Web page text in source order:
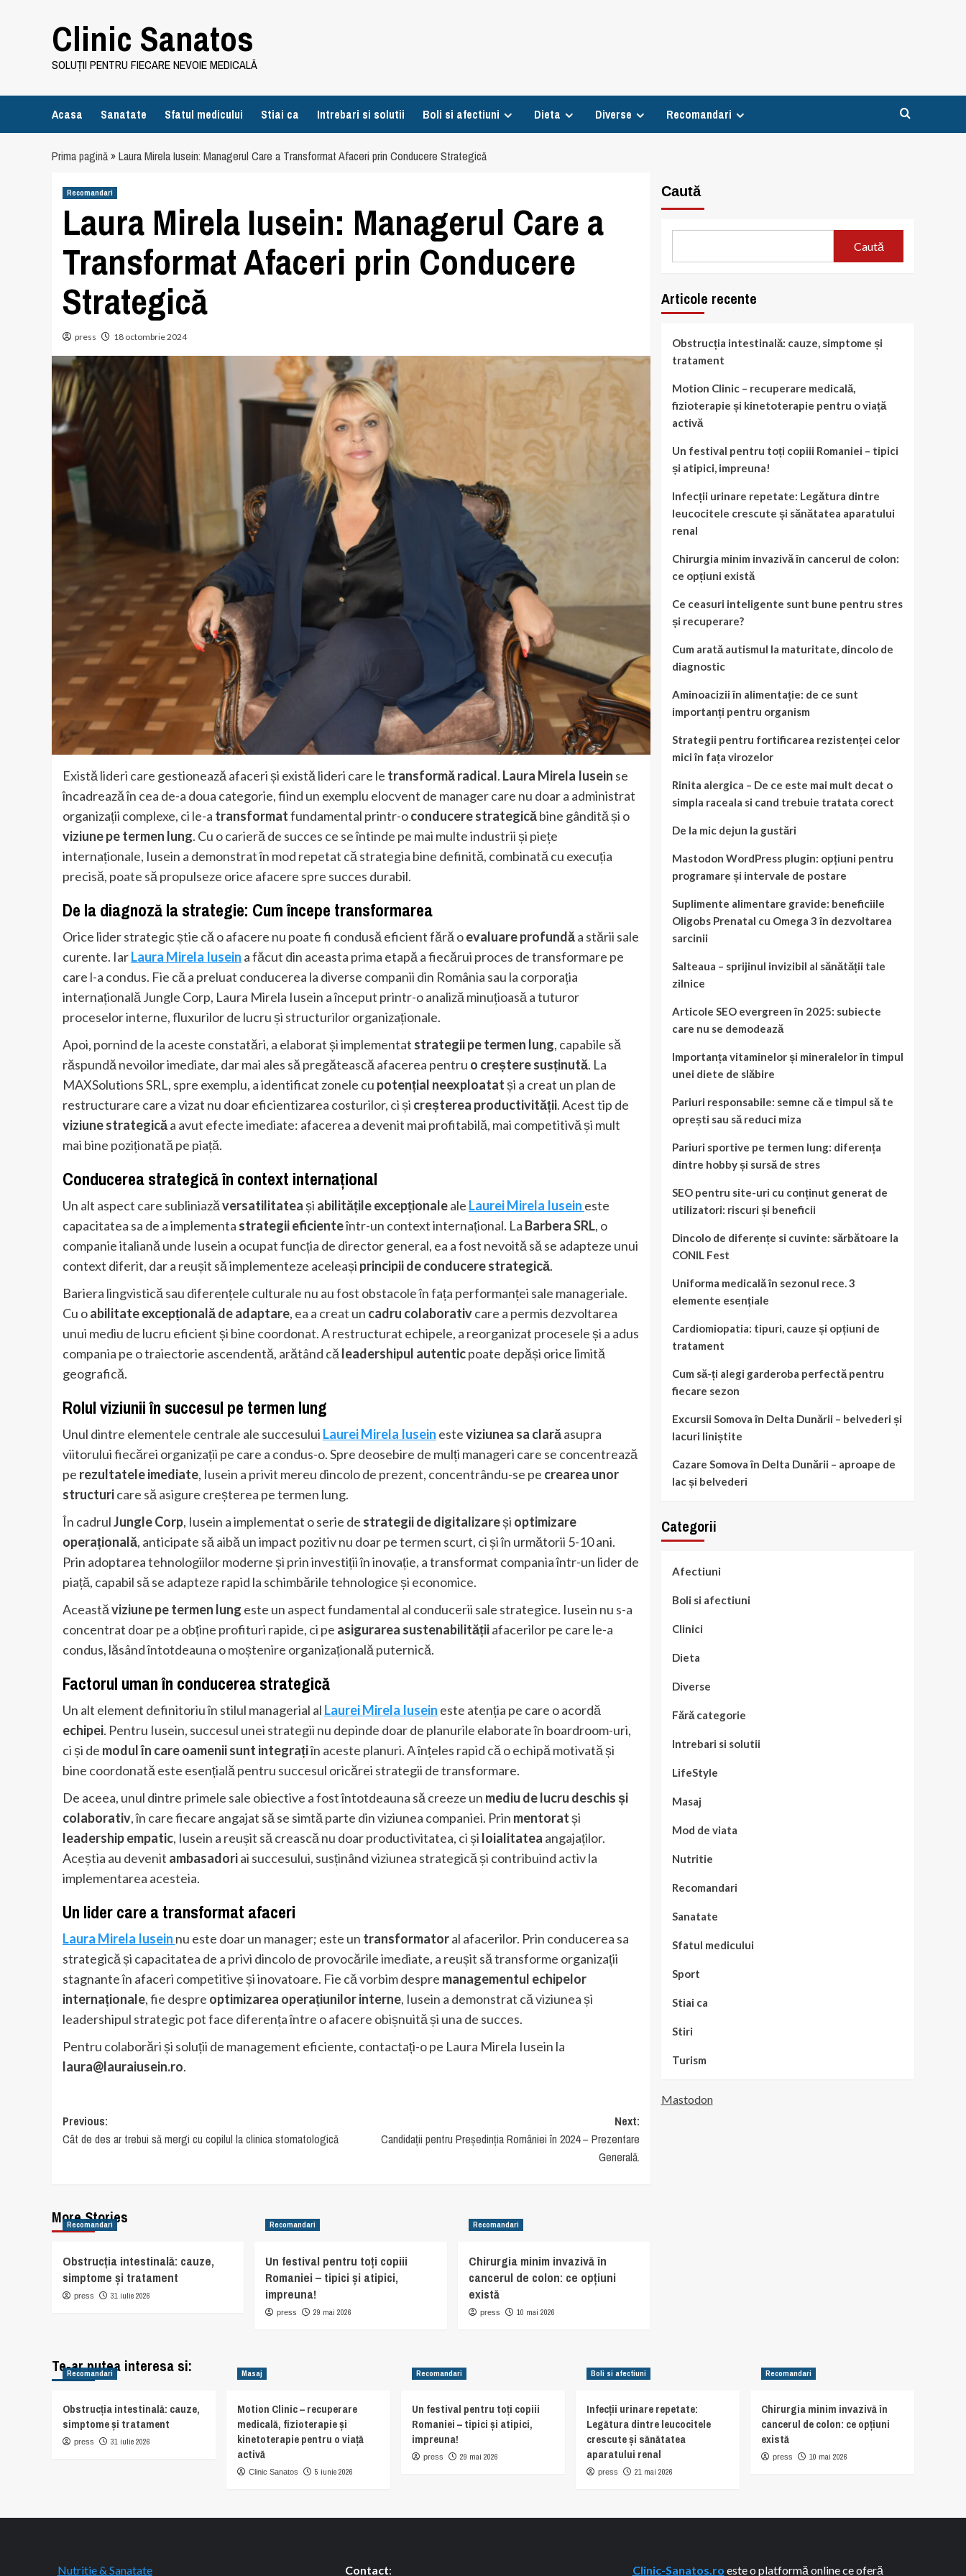
Clinic Sanatos
SOLUȚII PENTRU FIECARE NEVOIE MEDICALĂ
Acasa Sanatate Sfatul medicului Stiai ca Intrebari si solutii Boli si afectiuni Dieta Diverse Recomandari
Prima pagină»Laura Mirela Iusein: Managerul Care a Transformat Afaceri prin Conducere Strategică
Recomandari
Laura Mirela Iusein: Managerul Care a
Transformat Afaceri prin Conducere
Strategică
press 18 octombrie 2024
Există lideri care gestionează afaceri și există lideri care le transformă radical. Laura Mirela Iusein se
încadrează în cea de-a doua categorie, fiind un exemplu elocvent de manager care nu doar a administrat
organizații complexe, ci le-a transformatfundamental printr-oconducere strategicăbine gândită și o
viziune pe termen lung. Cu o carieră de succes ce se întinde pe mai multe industrii și piețe
internaționale, Iusein a demonstrat în mod repetat că strategia bine definită, combinată cu execuția
precisă, poate să propulseze orice afacere spre succes durabil.
De la diagnoză la strategie: Cum începe transformarea
Orice lider strategic știe că o afacere nu poate fi condusă eficient fără oevaluare profundăa stării sale
curente. IarLaura Mirela Iusein a făcut din aceasta prima etapă a fiecărui proces de transformare pe
care l-a condus. Fie că a preluat conducerea la diverse companii din România sau la corporația
internațională Jungle Corp, Laura Mirela Iusein a început printr-o analiză minuțioasă a tuturor
proceselor interne, fluxurilor de lucru și structurilor organizaționale.
Apoi, pornind de la aceste constatări, a elaborat și implementat strategii pe termen lung, capabile să
răspundă nevoilor imediate, dar mai ales să pregătească afacerea pentru o creștere susținută. La
MAXSolutions SRL, spre exemplu, a identificat zonele cu potențial neexploatatși a creat un plan de
restructurare care a vizat nu doar eficientizarea costurilor, ci și creșterea productivității. Acest tip de
viziune strategicăa avut efecte imediate: afacerea a devenit mai profitabilă, mai competitivă și mult
mai bine poziționată pe piață.
Conducerea strategică în context internațional
Un alt aspect care subliniazăversatilitateași abilitățile excepționaleale Laurei Mirela Iusein este
capacitatea sa de a implementa strategii eficienteîntr-un context internațional. La Barbera SRL, o
companie italiană unde Iusein a ocupat funcția de director general, ea a fost nevoită să se adapteze unui
context diferit, dar a reușit să implementeze aceleași principii de conducere strategică.
Bariera lingvistică sau diferențele culturale nu au fost obstacole în fața performanței sale manageriale.
Cu oabilitate excepțională de adaptare, ea a creat un cadru colaborativcare a permis dezvoltarea
unui mediu de lucru eficient și bine coordonat. A restructurat echipele, a reorganizat procesele și a adus
compania pe o traiectorie ascendentă, arătând că leadershipul autenticpoate depăși orice limită
geografică.
Rolul viziunii în succesul pe termen lung
Unul dintre elementele centrale ale succesului Laurei Mirela Iusein esteviziunea sa clarăasupra
viitorului fiecărei organizații pe care a condus-o. Spre deosebire de mulți manageri care se concentrează
pe rezultatele imediate, Iusein a privit mereu dincolo de prezent, concentrându-se pe crearea unor
structuricare să asigure creșterea pe termen lung.
În cadrulJungle Corp, Iusein a implementat o serie de strategii de digitalizareși optimizare
operațională, anticipate să aibă un impact pozitiv nu doar pe termen scurt, ci și în următorii 5-10 ani.
Prin adoptarea tehnologiilor moderne și prin investiții în inovație, a transformat compania într-un lider de
piață, capabil să se adapteze rapid la schimbările tehnologice și economice.
Aceastăviziune pe termen lung este un aspect fundamental al conducerii sale strategice. Iusein nu s-a
concentrat doar pe a obține profituri rapide, ci pe asigurarea sustenabilitățiiafacerilor pe care le-a
condus, lăsând întotdeauna o moștenire organizațională puternică.
Factorul uman în conducerea strategică
Un alt element definitoriu în stilul managerial al Laurei Mirela Iusein este atenția pe care o acordă
echipei. Pentru Iusein, succesul unei strategii nu depinde doar de planurile elaborate în boardroom-uri,
ci și de modul în care oamenii sunt integrațiîn aceste planuri. A înțeles rapid că o echipă motivată și
bine coordonată este esențială pentru succesul oricărei strategii de transformare.
De aceea, unul dintre primele sale obiective a fost întotdeauna să creeze un mediu de lucru deschis și
colaborativ, în care fiecare angajat să se simtă parte din viziunea companiei. Prin mentoratși
leadership empatic, Iusein a reușit să crească nu doar productivitatea, ci și loialitatea angajaților.
Aceștia au devenit ambasadoriai succesului, susținând viziunea strategică și contribuind activ la
implementarea acesteia.
Un lider care a transformat afaceri
Laura Mirela Iusein nu este doar un manager; este un transformatoral afacerilor. Prin conducerea sa
strategică și capacitatea de a privi dincolo de provocările imediate, a reușit să transforme organizații
stagnante în afaceri competitive și inovatoare. Fie că vorbim despre managementul echipelor
internaționale, fie despre optimizarea operațiunilor interne, Iusein a demonstrat că viziunea și
leadershipul strategic pot face diferența între o afacere obișnuită și una de succes.
Pentru colaborări și soluții de management eficiente, contactați-o pe Laura Mirela Iusein la
laura@lauraiusein.ro.
Post
navigation
Previous:
Cât de des ar trebui să mergi cu copilul la clinica stomatologică
Next:
Candidații pentru Președinția României în 2024 – Prezentare
Generală.
More Stories
Recomandari
Obstrucția intestinală: cauze,
simptome și tratament
press 31 iulie 2026
Recomandari
Un festival pentru toți copiii
Romaniei – tipici și atipici,
impreuna!
press 29 mai 2026
Recomandari
Chirurgia minim invazivă în
cancerul de colon: ce opțiuni
există
press 10 mai 2026
Caută
Caută
Articole recente
Obstrucția intestinală: cauze, simptome și
tratament
Motion Clinic – recuperare medicală,
fizioterapie și kinetoterapie pentru o viață
activă
Un festival pentru toți copiii Romaniei – tipici
și atipici, impreuna!
Infecții urinare repetate: Legătura dintre
leucocitele crescute și sănătatea aparatului
renal
Chirurgia minim invazivă în cancerul de colon:
ce opțiuni există
Ce ceasuri inteligente sunt bune pentru stres
și recuperare?
Cum arată autismul la maturitate, dincolo de
diagnostic
Aminoacizii în alimentație: de ce sunt
importanți pentru organism
Strategii pentru fortificarea rezistenței celor
mici în fața virozelor
Rinita alergica – De ce este mai mult decat o
simpla raceala si cand trebuie tratata corect
De la mic dejun la gustări
Mastodon WordPress plugin: opțiuni pentru
programare și intervale de postare
Suplimente alimentare gravide: beneficiile
Oligobs Prenatal cu Omega 3 în dezvoltarea
sarcinii
Salteaua – sprijinul invizibil al sănătății tale
zilnice
Articole SEO evergreen în 2025: subiecte
care nu se demodează
Importanța vitaminelor și mineralelor în timpul
unei diete de slăbire
Pariuri responsabile: semne că e timpul să te
oprești sau să reduci miza
Pariuri sportive pe termen lung: diferența
dintre hobby și sursă de stres
SEO pentru site-uri cu conținut generat de
utilizatori: riscuri și beneficii
Dincolo de diferențe si cuvinte: sărbătoare la
CONIL Fest
Uniforma medicală în sezonul rece. 3
elemente esențiale
Cardiomiopatia: tipuri, cauze și opțiuni de
tratament
Cum să-ți alegi garderoba perfectă pentru
fiecare sezon
Excursii Somova în Delta Dunării – belvederi și
lacuri liniștite
Cazare Somova în Delta Dunării – aproape de
lac și belvederi
Categorii
Afectiuni
Boli si afectiuni
Clinici
Dieta
Diverse
Fără categorie
Intrebari si solutii
LifeStyle
Masaj
Mod de viata
Nutritie
Recomandari
Sanatate
Sfatul medicului
Sport
Stiai ca
Stiri
Turism
Mastodon
Te-ar putea interesa si:
Recomandari
Obstrucția intestinală: cauze,
simptome și tratament
press 31 iulie 2026
Masaj
Motion Clinic – recuperare
medicală, fizioterapie și
kinetoterapie pentru o viață
activă
Clinic Sanatos 5 iunie 2026
Recomandari
Un festival pentru toți copiii
Romaniei – tipici și atipici,
impreuna!
press 29 mai 2026
Boli si afectiuni
Infecții urinare repetate:
Legătura dintre leucocitele
crescute și sănătatea
aparatului renal
press 21 mai 2026
Recomandari
Chirurgia minim invazivă în
cancerul de colon: ce opțiuni
există
press 10 mai 2026
Nutritie & Sanatate Contact: Clinic-Sanatos.ro este o platformă online ce oferă